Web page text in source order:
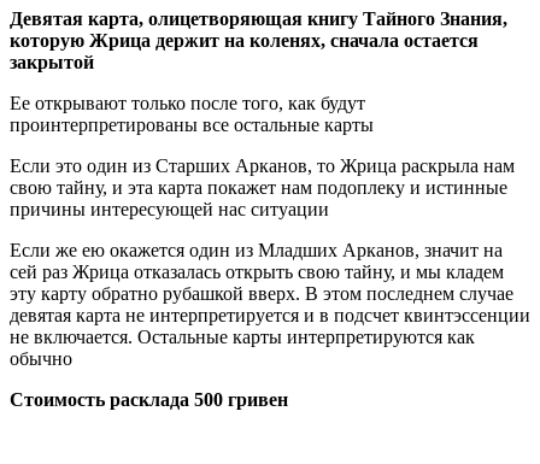
Девятая карта, олицетворяющая книгу Тайного Знания,
которую Жрица держит на коленях, сначала остается
закрытой
Ее открывают только после того, как будут
проинтерпретированы все остальные карты
Если это один из Старших Арканов, то Жрица раскрыла нам
свою тайну, и эта карта покажет нам подоплеку и истинные
причины интересующей нас ситуации
Если же ею окажется один из Младших Арканов, значит на
сей раз Жрица отказалась открыть свою тайну, и мы кладем
эту карту обратно рубашкой вверх. В этом последнем случае
девятая карта не интерпретируется и в подсчет квинтэссенции
не включается. Остальные карты интерпретируются как
обычно
Стоимость расклада 500 гривен